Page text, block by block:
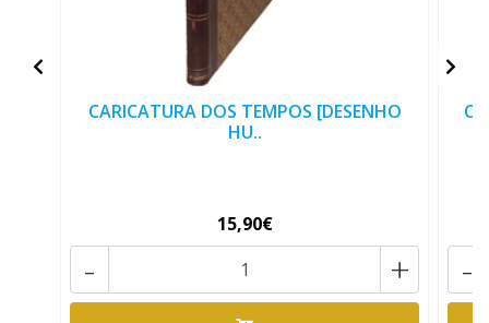
CARICATURA DOS TEMPOS [DESENHO
HU..
15,90€
+
- -